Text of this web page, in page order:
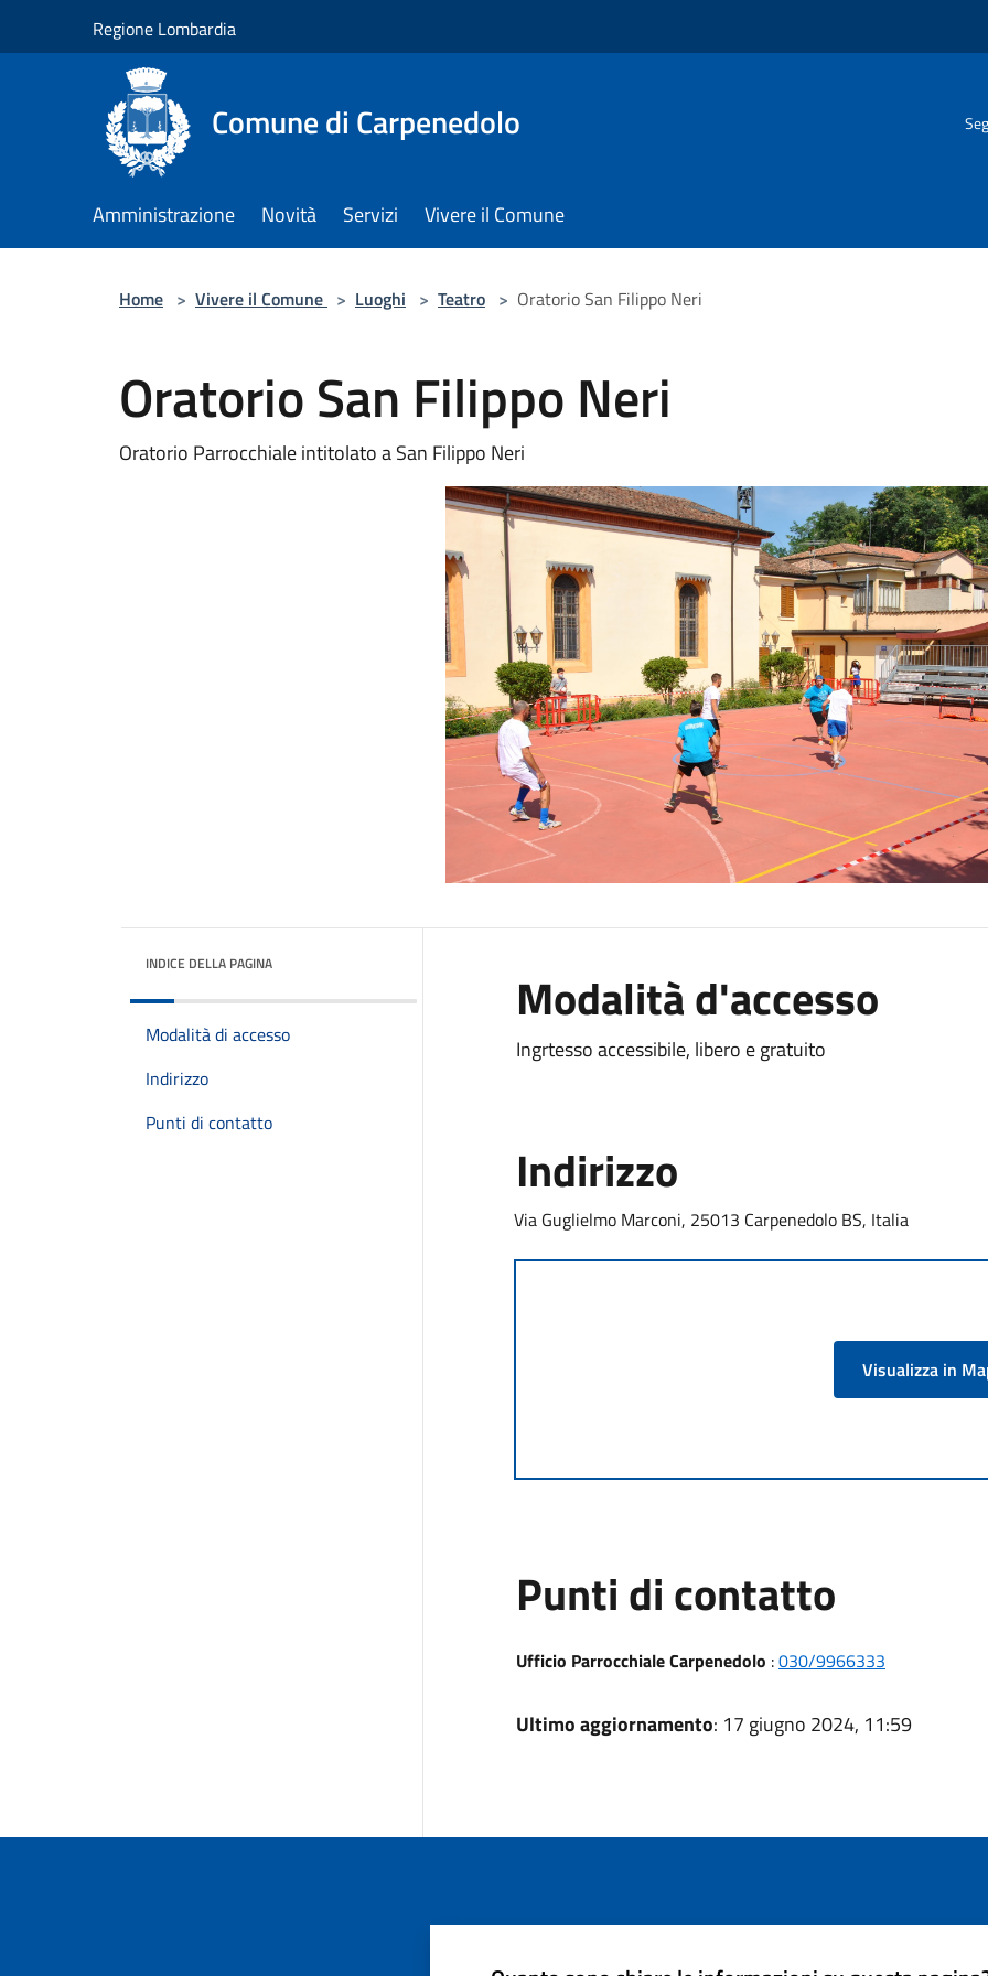
Regione Lombardia
Comune di Carpenedolo
Amministrazione Novità Servizi Vivere il Comune
Home > Vivere il Comune > Luoghi > Teatro > Oratorio San Filippo Neri
Oratorio San Filippo Neri
Oratorio Parrocchiale intitolato a San Filippo Neri
INDICE DELLA PAGINA
Modalità di accesso
Indirizzo
Punti di contatto
Modalità d'accesso
Ingrtesso accessibile, libero e gratuito
Indirizzo
Via Guglielmo Marconi, 25013 Carpenedolo BS, Italia
Visualizza in
Punti di contatto
Ufficio Parrocchiale Carpenedolo :030/9966333
Ultimo aggiornamento: 17 giugno 2024, 11:59